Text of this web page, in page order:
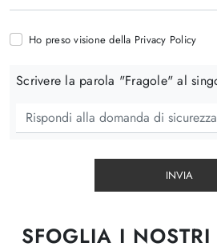
SFOGLIA I
Ho preso visione della Privacy Policy
Scrivere la parola "Fragole" al
INVIA